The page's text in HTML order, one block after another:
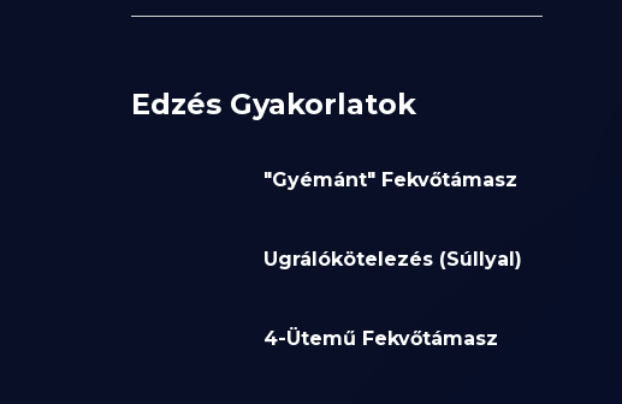
Edzés Gyakorlatok
"Gyémánt" Fekvőtámasz
Ugrálókötelezés (Súllyal)
4-Ütemű Fekvőtámasz